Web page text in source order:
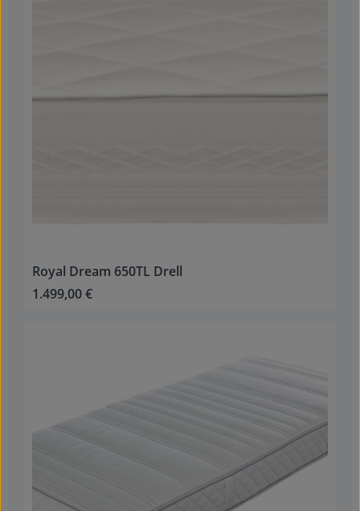
Royal Dream 650TL Drell
Regulärer Preis:
1.499,00 €